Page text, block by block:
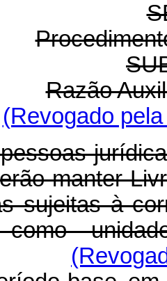
Razão
(Revogado
manter
sujeitas à
como